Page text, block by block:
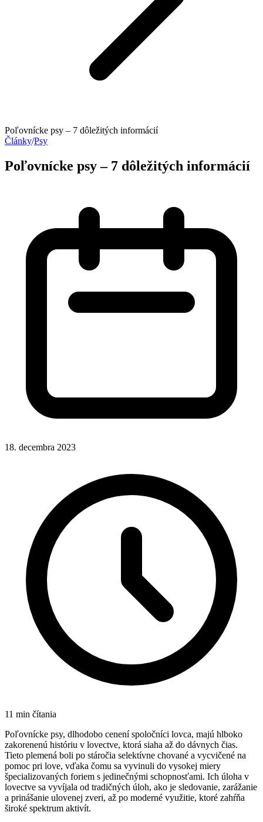
Poľovnícke psy – 7 dôležitých informácií
Články/Psy
Poľovnícke psy – 7 dôležitých informácií
18. decembra 2023
11 min čítania
Poľovnícke psy, dlhodobo cenení spoločníci lovca, majú hlboko
zakorenenú históriu v lovectve, ktorá siaha až do dávnych čias.
Tieto plemená boli po stáročia selektívne chované a vycvičené na
pomoc pri love, vďaka čomu sa vyvinuli do vysokej miery
špecializovaných foriem s jedinečnými schopnosťami. Ich úloha v
lovectve sa vyvíjala od tradičných úloh, ako je sledovanie, zarážanie
a prinášanie ulovenej zveri, až po moderné využitie, ktoré zahŕňa
široké spektrum aktivít.